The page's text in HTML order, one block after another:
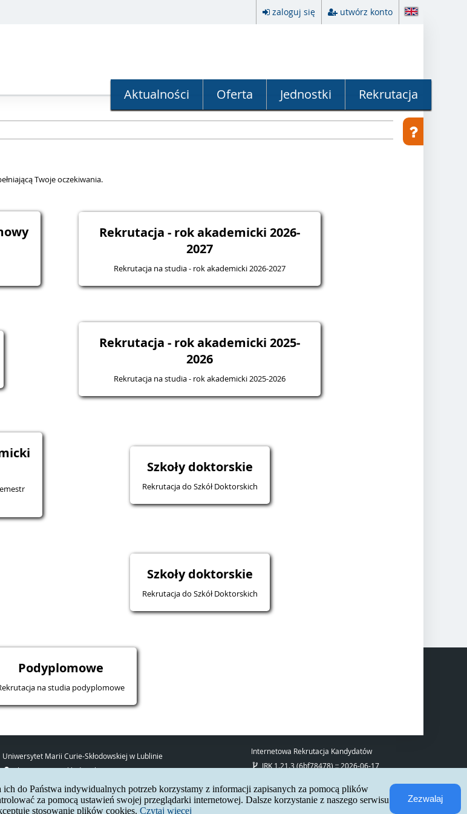
zaloguj się utwórz konto
Aktualności Oferta Jednostki Rekrutacja
Twoje oczekiwania.
Rekrutacja - rok akademicki 2026-
2027
Rekrutacja na studia - rok akademicki 2026-2027
Rekrutacja - rok akademicki 2025-
2026
Rekrutacja na studia - rok akademicki 2025-2026
Szkoły doktorskie
Rekrutacja do Szkół Doktorskich
Szkoły doktorskie
Rekrutacja do Szkół Doktorskich
Podyplomowe
na studia podyplomowe
Uniwersytet Marii Curie-Skłodowskiej w Lublinie
pl. Marii Curie-Skłodowskiej 5
www:http://umcs.pl
Internetowa Rekrutacja Kandydatów
IRK 1.21.3 (6bf78478) :: 2026-06-17
deklaracja dostępności
kontakt
Zezwalaj
do Państwa indywidualnych potrzeb korzystamy z informacji zapisanych za pomocą plików
za pomocą ustawień swojej przeglądarki internetowej. Dalsze korzystanie z naszego serwisu
stosowanie plików cookies. Czytaj więcej